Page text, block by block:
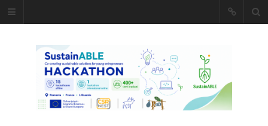
Caiet de
insemnari
DESCARCĂ!